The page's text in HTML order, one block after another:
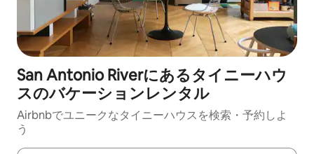
San Antonio Riverにあるタイニーハウ
スのバケーションレンタル
Airbnbでユニークなタイニーハウスを検索・予約しよ
う